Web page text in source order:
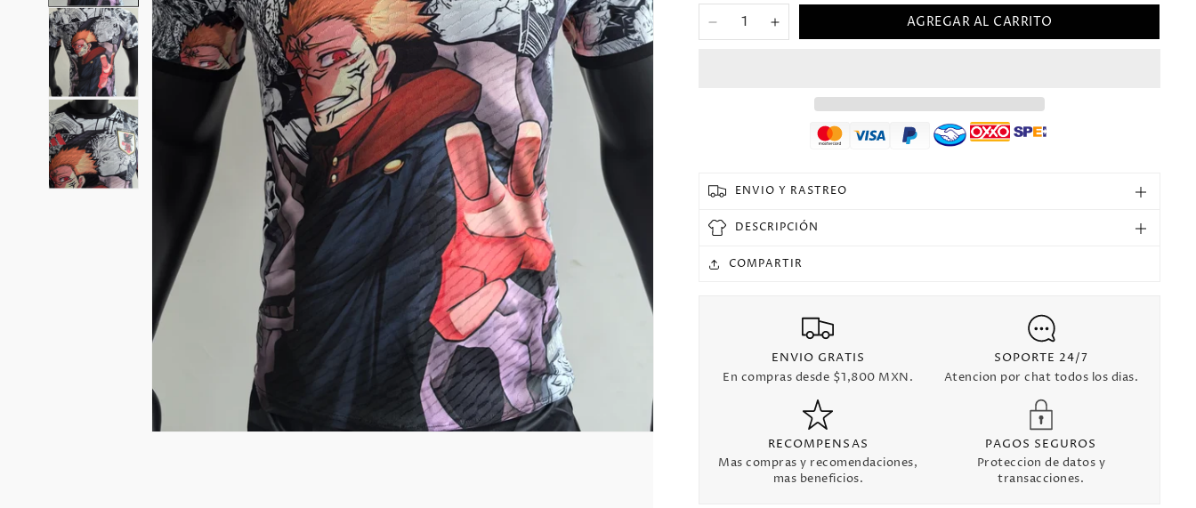
Reducir
Aumentar
Especial
Versión
AGREGAR AL CARRITO
ENVIO Y RASTREO
DESCRIPCIÓN
COMPARTIR
ENVIO GRATIS
En compras desde $1,800 MXN.
SOPORTE 24/7
Atencion por chat todos los dias.
RECOMPENSAS
Mas compras y recomendaciones,
mas beneficios.
PAGOS SEGUROS
Proteccion de datos y
transacciones.